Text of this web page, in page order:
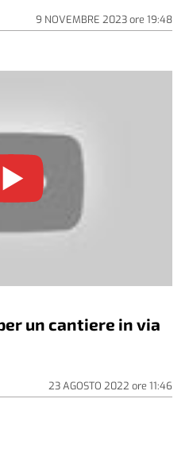
9 NOVEMBRE 2023ore 19:48
un cantiere in via
23 AGOSTO 2022 ore 11:46